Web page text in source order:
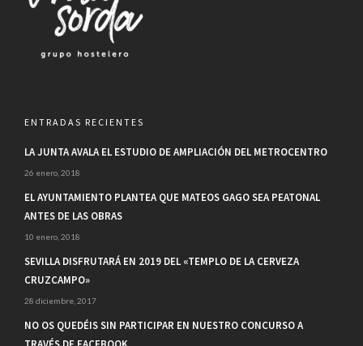
ENTRADAS RECIENTES
LA JUNTA AVALA EL ESTUDIO DE AMPLIACIÓN DEL METROCENTRO
26 enero, 2018
EL AYUNTAMIENTO PLANTEA QUE MATEOS GAGO SEA PEATONAL
ANTES DE LAS OBRAS
10 enero, 2018
SEVILLA DISFRUTARÁ EN 2019 DEL «TEMPLO DE LA CERVEZA
CRUZCAMPO»
28 diciembre, 2017
NO OS QUEDÉIS SIN PARTICIPAR EN NUESTRO CONCURSO A